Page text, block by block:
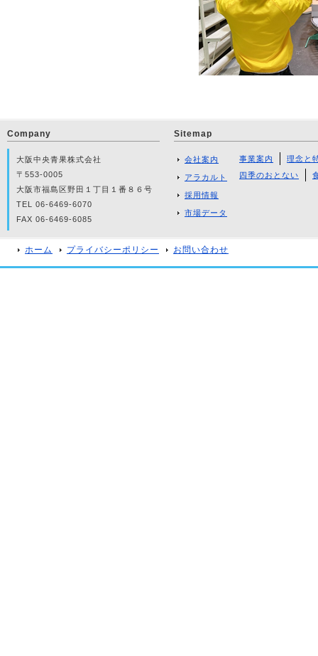
Sitemap
会社案内
アラカルト
採用情報
市場データ
事業案内
理念と
四季のおとない
Company
大阪中央青果株式会社
〒553-0005
大阪市福島区野田１丁目１番８６号
TEL 06-6469-6070
FAX 06-6469-6085
ホーム プライバシーポリシー お問い合わせ